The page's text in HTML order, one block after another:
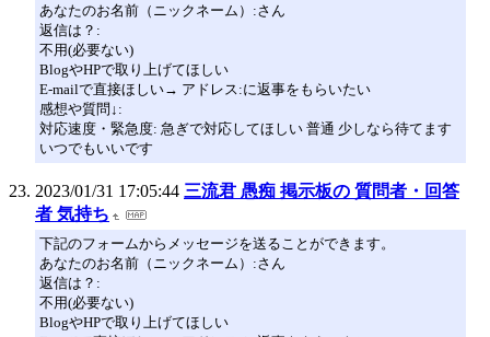
あなたのお名前（ニックネーム）:さん
返信は？:
不用(必要ない)
BlogやHPで取り上げてほしい
E-mailで直接ほしい→ アドレス:に返事をもらいたい
感想や質問↓:
対応速度・緊急度: 急ぎで対応してほしい 普通 少しなら待てます
いつでもいいです
2023/01/31 17:05:44 三流君 愚痴 掲示板の 質問者・回答
者 気持ち
下記のフォームからメッセージを送ることができます。
あなたのお名前（ニックネーム）:さん
返信は？:
不用(必要ない)
BlogやHPで取り上げてほしい